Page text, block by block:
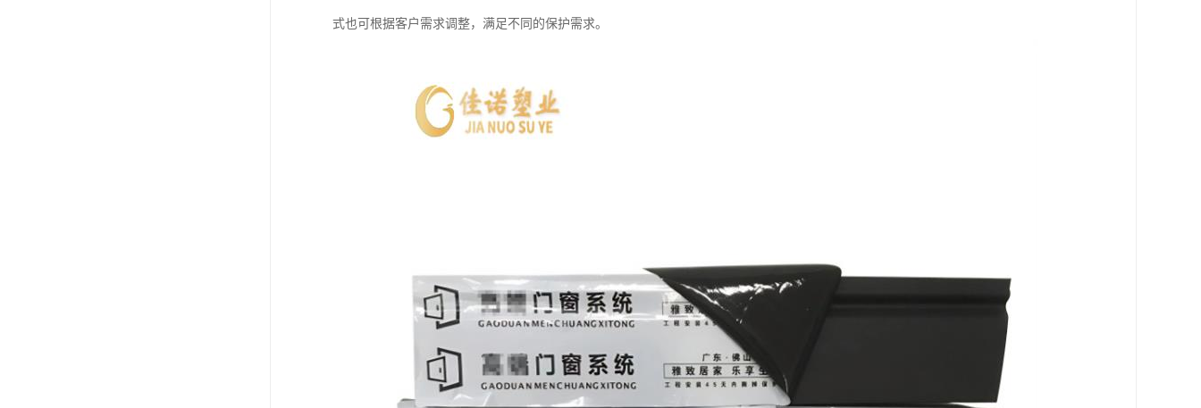
式也可根据客户需求调整，满足不同的保护需求。